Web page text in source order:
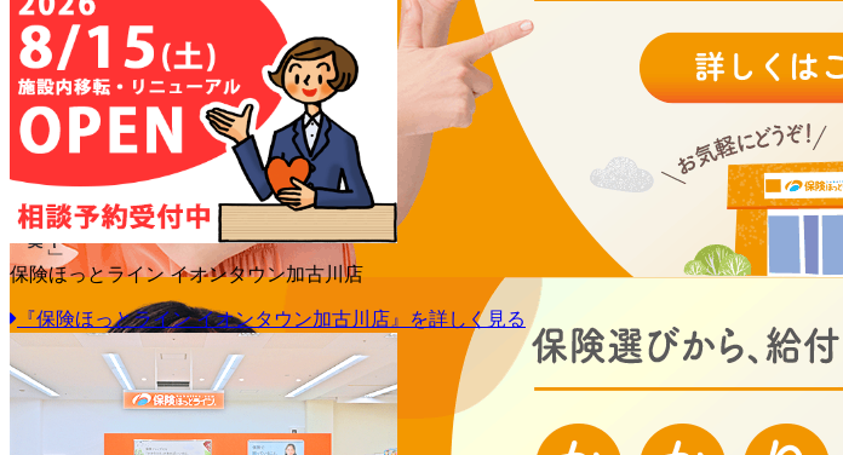
保険ほっとライン イオンタウン加古川店
『保険ほっとライン イオンタウン加古川店』を詳しく見る